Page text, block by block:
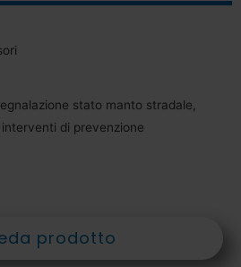
stato manto stradale,
di prevenzione
prodotto